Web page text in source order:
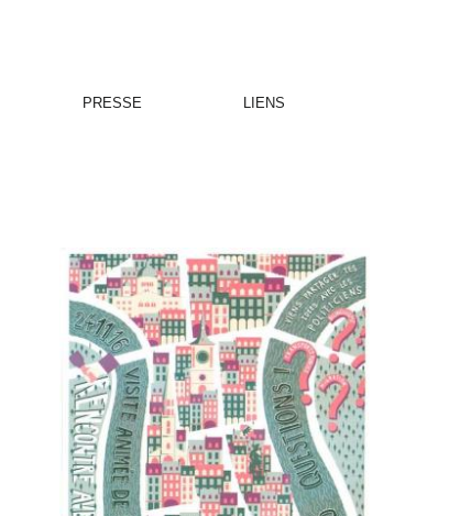
PRESSE LIENS